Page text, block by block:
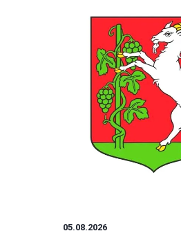
05.08.2026